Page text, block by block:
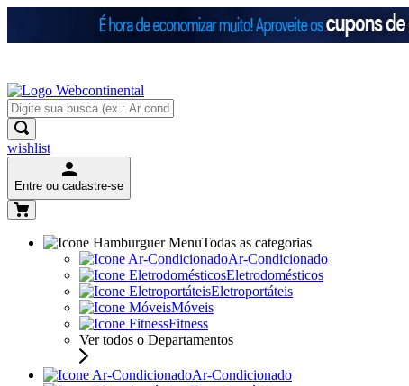
wishlist
Entre ou cadastre-se
Todas as categorias
Ar-Condicionado
Eletrodomésticos
Eletroportáteis
Móveis
Fitness
Ver todos o Departamentos
Ar-Condicionado